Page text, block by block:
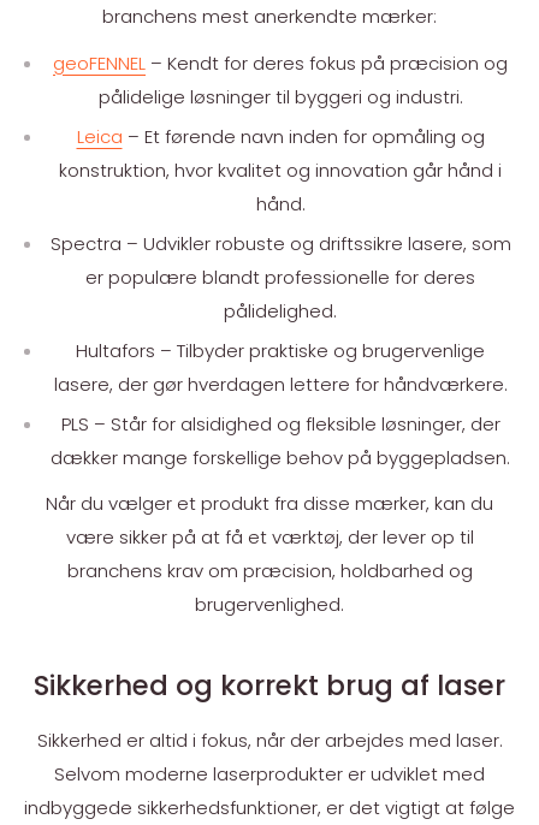
branchens mest anerkendte mærker:
geoFENNEL – Kendt for deres fokus på præcision og
pålidelige løsninger til byggeri og industri.
Leica – Et førende navn inden for opmåling og
konstruktion, hvor kvalitet og innovation går hånd i
hånd.
Spectra – Udvikler robuste og driftssikre lasere, som
er populære blandt professionelle for deres
pålidelighed.
Hultafors – Tilbyder praktiske og brugervenlige
lasere, der gør hverdagen lettere for håndværkere.
PLS – Står for alsidighed og fleksible løsninger, der
dækker mange forskellige behov på byggepladsen.
Når du vælger et produkt fra disse mærker, kan du
være sikker på at få et værktøj, der lever op til
branchens krav om præcision, holdbarhed og
brugervenlighed.
Sikkerhed og korrekt brug af laser
Sikkerhed er altid i fokus, når der arbejdes med laser.
Selvom moderne laserprodukter er udviklet med
indbyggede sikkerhedsfunktioner, er det vigtigt at følge